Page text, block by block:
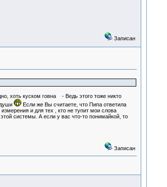
Записан
хоть куском говна - Ведь этого тоже никто
Если же Вы считаете, что Пипа ответила
и для тех , кто не тупит мои слова
системы. А если у вас что-то понимайкой, то
Записан